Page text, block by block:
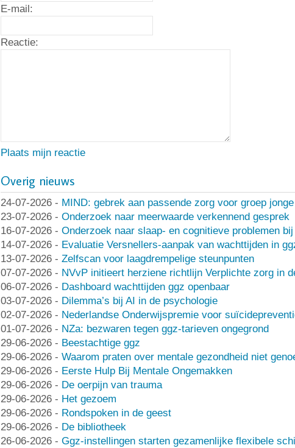
E-mail:
Reactie:
Plaats mijn reactie
Overig nieuws
24-07-2026 - MIND: gebrek aan passende zorg voor groep
23-07-2026 - Onderzoek naar meerwaarde verkennend gesprek
16-07-2026 - Onderzoek naar slaap- en cognitieve problemen bij
14-07-2026 - Evaluatie Versnellers-aanpak van wachttijden in
13-07-2026 - Zelfscan voor laagdrempelige steunpunten
07-07-2026 - NVvP initieert herziene richtlijn Verplichte zorg in
06-07-2026 - Dashboard wachttijden ggz openbaar
03-07-2026 - Dilemma’s bij AI in de psychologie
02-07-2026 - Nederlandse Onderwijspremie voor
01-07-2026 - NZa: bezwaren tegen ggz-tarieven ongegrond
29-06-2026 - Beestachtige ggz
29-06-2026 - Waarom praten over mentale gezondheid niet
29-06-2026 - Eerste Hulp Bij Mentale Ongemakken
29-06-2026 - De oerpijn van trauma
29-06-2026 - Het gezoem
29-06-2026 - Rondspoken in de geest
29-06-2026 - De bibliotheek
26-06-2026 - Ggz-instellingen starten gezamenlijke flexibele